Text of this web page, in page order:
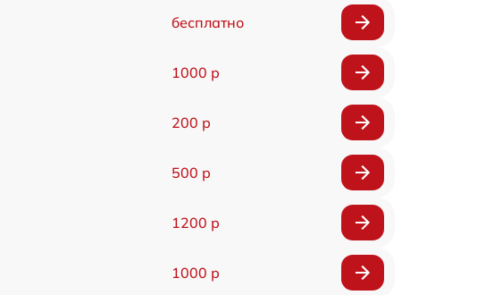
бесплатно
1000 р
200 р
500 р
1200 р
1000 р